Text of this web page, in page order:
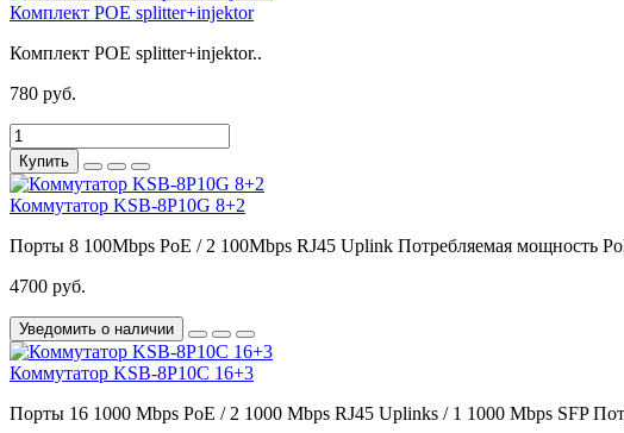
Комплект POE splitter+injektor
Комплект POE splitter+injektor..
780 руб.
Купить
Коммутатор KSB-8P10G 8+2
Порты 8 100Mbps PoE / 2 100Mbps RJ45 Uplink Потребляемая мощность
4700 руб.
Уведомить о наличии
Коммутатор KSB-8P10С 16+3
Порты 16 1000 Mbps PoE / 2 1000 Mbps RJ45 Uplinks / 1 1000 Mbps SFP